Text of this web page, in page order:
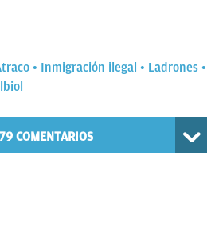
Inmigración ilegal
Ladrones
79 COMENTARIOS